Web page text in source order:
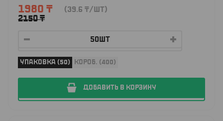
1980 ₸
2150₸
(39.6 ₸/ШТ)
УПАКОВКА (50) КОРОБ. (400)
ДОБАВИТЬ В КОРЗИНУ